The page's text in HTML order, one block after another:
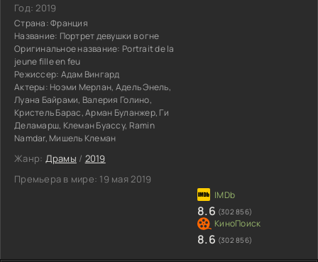
Год:2019
Страна:Франция
Название: Портрет девушки в огне
Оригинальное название: Portrait de la
jeune fille en feu
Режиссер: Адам Вингард
Актеры: Ноэми Мерлан, Адель Энель,
Луана Байрами, Валерия Голино,
Кристель Барас, Арман Буланжер, Ги
Деламарш, Клеман Буассу, Ramin
Namdar, Мишель Клеман
Жанр: Драмы / 2019
Премьера в мире: 19 мая 2019
8.6 (302 856)
8.6 (302 856)